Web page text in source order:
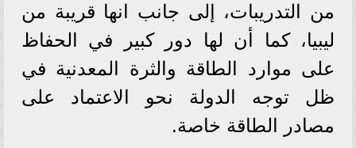
من التدريبات، إلى جانب انها قريبة من
ليبيا، كما أن لها دور كبير في الحفاظ
على موارد الطاقة والثرة المعدنية في
ظل توجه الدولة نحو الاعتماد على
مصادر الطاقة خاصة.